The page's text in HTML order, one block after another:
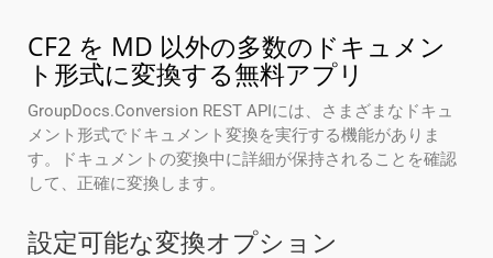
CF2 を MD 以外の多数のドキュメン
ト形式に変換する無料アプリ
GroupDocs.Conversion REST APIには、さまざまなドキュ
メント形式でドキュメント変換を実行する機能がありま
す。ドキュメントの変換中に詳細が保持されることを確認
して、正確に変換します。
設定可能な変換オプション